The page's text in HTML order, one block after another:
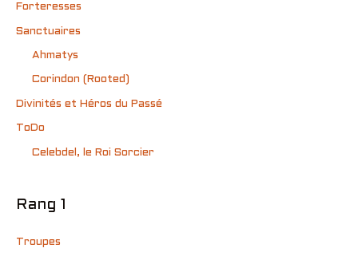
Forteresses
Sanctuaires
Ahmatys
Corindon (Rooted)
Divinités et Héros du Passé
ToDo
Celebdel, le Roi Sorcier
Rang 1
Troupes